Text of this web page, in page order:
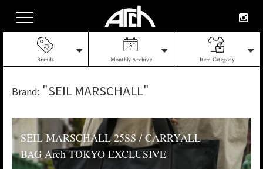
Brands Monthly Archive Item Category
Brand: "SEIL MARSCHALL"
SEIL MARSCHALL 25SS / CARRYALL
BAG Arch TOKYO EXCLUSIVE